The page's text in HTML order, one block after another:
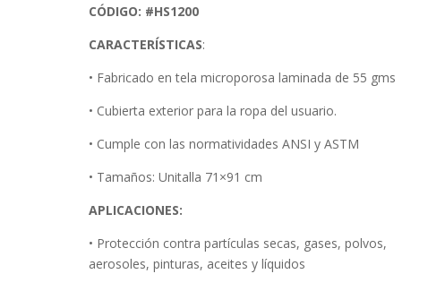
CÓDIGO: #HS1200
CARACTERÍSTICAS:
• Fabricado en tela microporosa laminada de 55 gms
• Cubierta exterior para la ropa del usuario.
• Cumple con las normatividades ANSI y ASTM
• Tamaños: Unitalla 71×91 cm
APLICACIONES:
• Protección contra partículas secas, gases, polvos,
aerosoles, pinturas, aceites y líquidos